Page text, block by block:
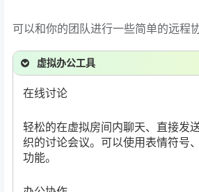
可以和你的团队进行一些简单的远程协
虚拟办公工具
在线讨论
轻松的在虚拟房间内聊天、直接发
织的讨论会议。可以使用表情符号
功能。